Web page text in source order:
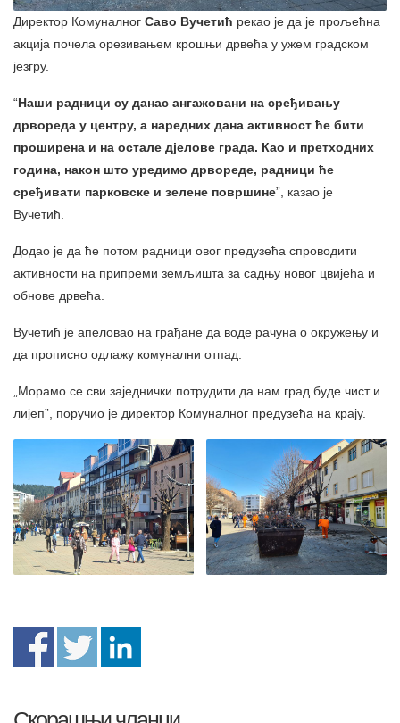
Директор Комуналног Саво Вучетић рекао је да је прољећна
акција почела орезивањем крошњи дрвећа у ужем градском
језгру.
“Наши радници су данас ангажовани на сређивању
дрвореда у центру, а наредних дана активност ће бити
проширена и на остале дјелове града. Као и претходних
година, након што уредимо дрвореде, радници ће
сређивати парковске и зелене површине”, казао је
Вучетић.
Додао је да ће потом радници овог предузећа спроводити
активности на припреми земљишта за садњу новог цвијећа и
обнове дрвећа.
Вучетић је апеловао на грађане да воде рачуна о окружењу и
да прописно одлажу комунални отпад.
„Морамо се сви заједнички потрудити да нам град буде чист и
лијеп”, поручио је директор Комуналног предузећа на крају.